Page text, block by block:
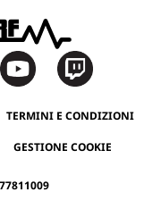
TERMINI E CONDIZIONI
GESTIONE COOKIE